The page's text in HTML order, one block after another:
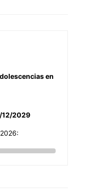
en
12/2029